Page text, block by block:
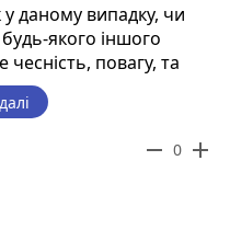
у даному випадку, чи
якого іншого
чесність, повагу, та
таким шляхом в
що вас
ваших дітей викрадуть
певні ваші жорсткі дії в
remove 0 add